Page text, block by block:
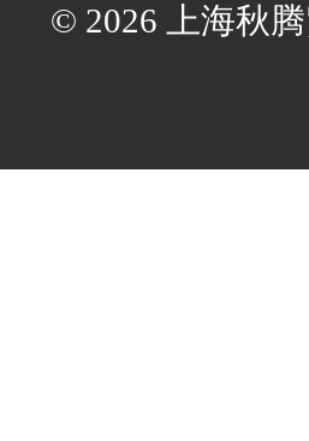
© 2026 上海秋